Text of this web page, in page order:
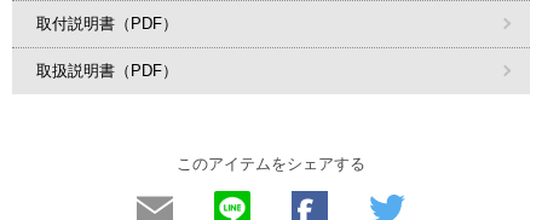
取付説明書（PDF）
取扱説明書（PDF）
このアイテムをシェアする